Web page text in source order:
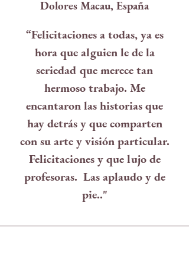
Dolores Macau, España
“Felicitaciones a todas, ya es
hora que alguien le de la
seriedad que merece tan
hermoso trabajo. Me
encantaron las historias que
hay detrás y que comparten
con su arte y visión particular.
Felicitaciones y que lujo de
profesoras. Las aplaudo y de
pie.."